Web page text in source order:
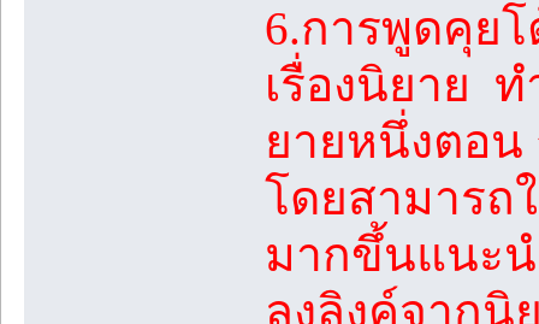
6.การพูดคุย
เรื่องนิยาย
ยายหนึ่งตอน
โดยสามารถ
มากขึ้นแนะน
ลงลิงค์จากนิ